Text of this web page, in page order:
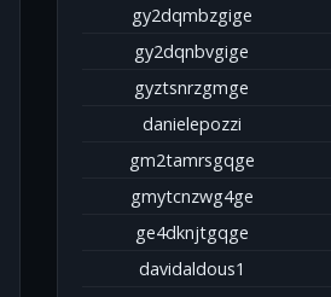
gy2dqmbzgige
gy2dqnbvgige
gyztsnrzgmge
danielepozzi
gm2tamrsgqge
gmytcnzwg4ge
ge4dknjtgqge
davidaldous1